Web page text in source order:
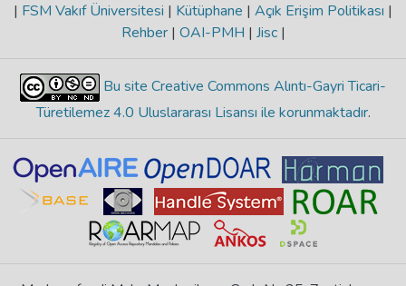
| FSM Vakıf Üniversitesi | Kütüphane | Açık Erişim Politikası |
Rehber | OAI-PMH | Jisc |
Bu site Creative Commons Alıntı-Gayri Ticari-
Türetilemez 4.0 Uluslararası Lisansı ile korunmaktadır.